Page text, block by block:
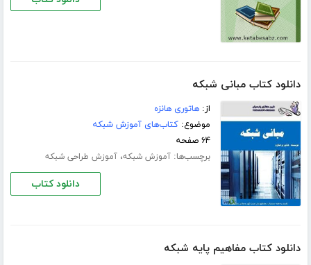
دانلود کتاب مبانی شبکه
از:هاتوری هانزه
موضوع:کتاب‌های آموزش شبکه
۶۴ صفحه
برچسب‌ها:آموزش شبکه،آموزش طراحی شبکه
دانلود کتاب
دانلود کتاب مفاهیم پایه شبکه